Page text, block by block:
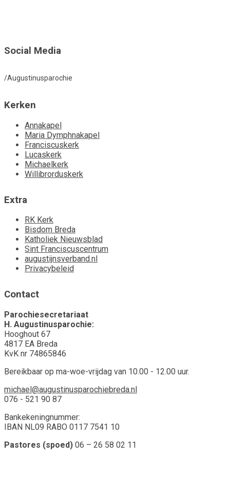
Social Media
/Augustinusparochie
Kerken
Annakapel
Maria Dymphnakapel
Franciscuskerk
Lucaskerk
Michaelkerk
Willibrorduskerk
Extra
RK Kerk
Bisdom Breda
Katholiek Nieuwsblad
Sint Franciscuscentrum
augustijnsverband.nl
Privacybeleid
Contact
Parochiesecretariaat
H. Augustinusparochie:
Hooghout 67
4817 EA Breda
KvK nr 74865846
Bereikbaar op ma-woe-vrijdag van 10.00 - 12.00 uur.
michael@augustinusparochiebreda.nl
076 - 521 90 87
Bankekeningnummer:
IBAN NL09 RABO 0117 7541 10
Pastores (spoed) 06 – 26 58 02 11